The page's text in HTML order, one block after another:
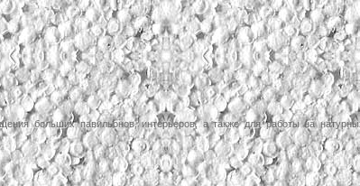
больших павильонов, интерьеров, а также для работы на